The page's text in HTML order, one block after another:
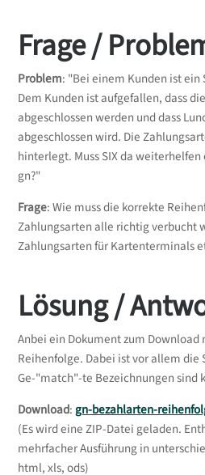
Frage /
Problem: "Bei einem Kunden ist ein
Dem Kunden ist aufgefallen, dass
abgeschlossen werden und dass
abgeschlossen wird. Die
hinterlegt. Muss SIX da
gn?"
Frage: Wie muss die korrekte
Zahlungsarten alle richtig verbucht
Zahlungsarten für Kartenterminals
Lösung /
Anbei ein Dokument zum
Reihenfolge. Dabei ist vor allem die
Ge-"match"-te Bezeichnungen sind
Download:gn-bezahlarten-
(Es wird eine ZIP-Datei geladen.
mehrfacher Ausführung in
html, xls, ods)